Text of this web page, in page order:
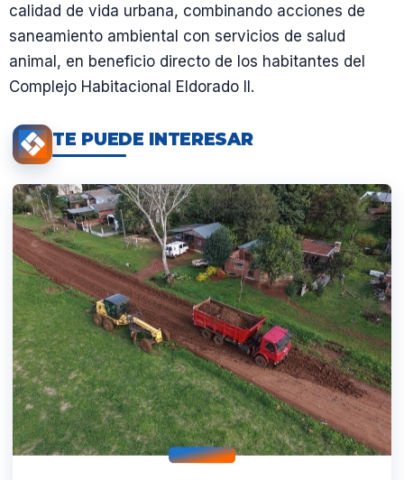
calidad de vida urbana, combinando acciones de
saneamiento ambiental con servicios de salud
animal, en beneficio directo de los habitantes del
Complejo Habitacional Eldorado II.
TE PUEDE INTERESAR